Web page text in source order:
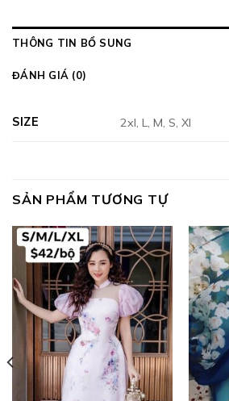
THÔNG TIN BỔ SUNG
ĐÁNH GIÁ (0)
SIZE 2xl, L, M, S, Xl
SẢN PHẨM TƯƠNG TỰ